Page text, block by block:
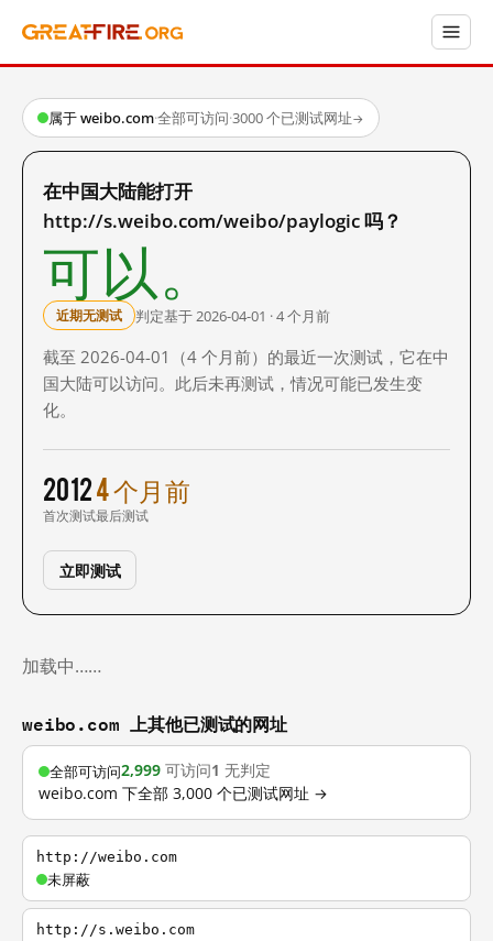
属于 weibo.com·全部可访问·3000 个已测试网址→
在中国大陆能打开
http://s.weibo.com/weibo/paylogic 吗？
可以。
近期无测试 判定基于 2026-04-01 · 4 个月前
截至 2026-04-01（4 个月前）的最近一次测试，它在中
国大陆可以访问。此后未再测试，情况可能已发生变
化。
2012
首次测试
4 个月前
最后测试
立即测试
加载中……
weibo.com 上其他已测试的网址
全部可访问2,999 可访问1 无判定
weibo.com 下全部 3,000 个已测试网址 →
http://weibo.com
未屏蔽
http://s.weibo.com